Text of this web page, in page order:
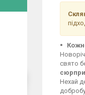
свято
Нехай